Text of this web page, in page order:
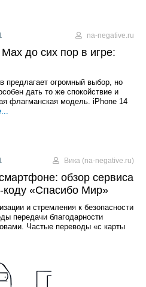
na-negative.ru
до сих пор в игре:
предлагает огромный выбор, но
дать то же спокойствие и
флагманская модель. iPhone 14
Вика (na-negative.ru)
обзор сервиса
коду «Спасибо Мир»
и стремления к безопасности
передачи благодарности
Частые переводы «с карты